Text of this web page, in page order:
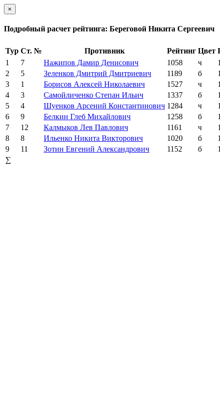
×
Подробный расчет рейтинга: Береговой Никита Сергеевич
Тур Ст. № Противник Рейтинг Цвет
1
7 Нажипов Дамир Денисович 1058 ч
2
5 Зеленков Дмитрий Дмитриевич 1189 б
3
1 Борисов Алексей Николаевич 1527 ч
4
3 Самойличенко Степан Ильич 1337 б
5
4 Шуенков Арсений Константинович 1284 ч
6
9 Белкин Глеб Михайлович 1258 б
7
12 Калмыков Лев Павлович 1161 ч
8
8 Ильенко Никита Викторович 1020 б
9
11 Зотин Евгений Александрович 1152 б
∑